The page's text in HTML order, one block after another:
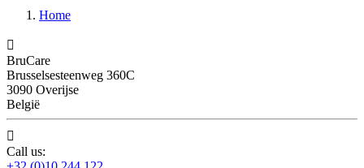
Home

BruCare
Brusselsesteenweg 360C
3090 Overijse
België

Call us: